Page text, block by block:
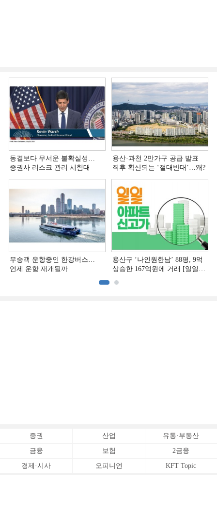
동결보다 무서운 불확실성…
증권사 리스크 관리 시험대
용산·과천 2만가구 공급 발표
직후 확산되는 ‘절대반대’…왜?
무승객 운항중인 한강버스…
언제 운항 재개될까
용산구 ‘나인원한남’ 88평, 9억
상승한 167억원에 거래 [일일
증권 산업 유통·부동산
금융 보험 2금융
경제·시사 오피니언 KFT Topic